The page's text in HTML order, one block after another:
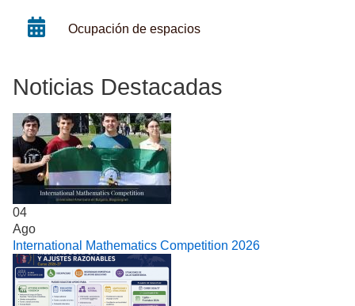
Ocupación de espacios
Noticias Destacadas
04
Ago
International Mathematics Competition 2026